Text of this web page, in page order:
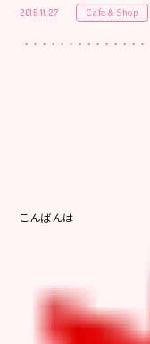
2015.11.27 Cafe & Shop
こんばんは